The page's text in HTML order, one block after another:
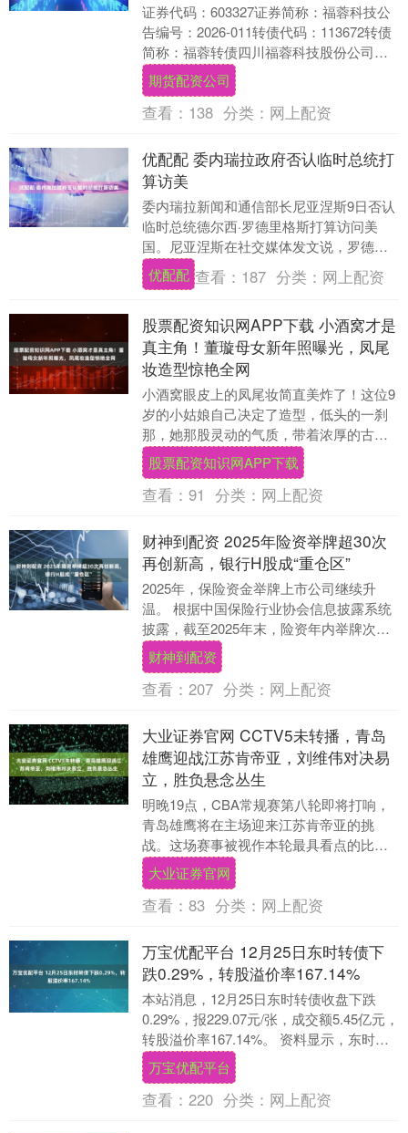
证券代码：603327证券简称：福蓉科技公
告编号：2026-011转债代码：113672转债
简称：福蓉转债四川福蓉科技股份公司关
于实施“福蓉转债”赎回暨摘牌的第....
期货配资公司
查看： 138 分类： 网上配资
优配配 委内瑞拉政府否认临时总统打
算访美
委内瑞拉新闻和通信部长尼亚涅斯9日否认
临时总统德尔西·罗德里格斯打算访问美
国。尼亚涅斯在社交媒体发文说，罗德里
格斯近期没有出国访问的计划。委内瑞拉
政府当前专注于....
优配配 查看： 187 分类： 网上配资
股票配资知识网APP下载 小酒窝才是
真主角！董璇母女新年照曝光，凤尾
妆造型惊艳全网
小酒窝眼皮上的凤尾妆简直美炸了！这位9
岁的小姑娘自己决定了造型，低头的一刹
那，她那股灵动的气质，带着浓厚的古风
韵味，把小花旦的娇俏完美地演绎出来。
在这组新年照片....
股票配资知识网APP下载
查看： 91 分类： 网上配资
财神到配资 2025年险资举牌超30次
再创新高，银行H股成“重仓区”
2025年，保险资金举牌上市公司继续升
温。 根据中国保险行业协会信息披露系统
披露，截至2025年末，险资年内举牌次数
已超过30次，较此前几年显著增加，频次
创下近....
财神到配资
查看： 207 分类： 网上配资
大业证券官网 CCTV5未转播，青岛
雄鹰迎战江苏肯帝亚，刘维伟对决易
立，胜负悬念丛生
明晚19点，CBA常规赛第八轮即将打响，
青岛雄鹰将在主场迎来江苏肯帝亚的挑
战。这场赛事被视作本轮最具看点的比赛
之一，如同一场激烈的大戏，备受广大篮
球迷关注。虽然....
大业证券官网
查看： 83 分类： 网上配资
万宝优配平台 12月25日东时转债下
跌0.29%，转股溢价率167.14%
本站消息，12月25日东时转债收盘下跌
0.29%，报229.07元/张，成交额5.45亿元，
转股溢价率167.14%。 资料显示，东时转
债信用级别为“CCC”，....
万宝优配平台
查看： 220 分类： 网上配资